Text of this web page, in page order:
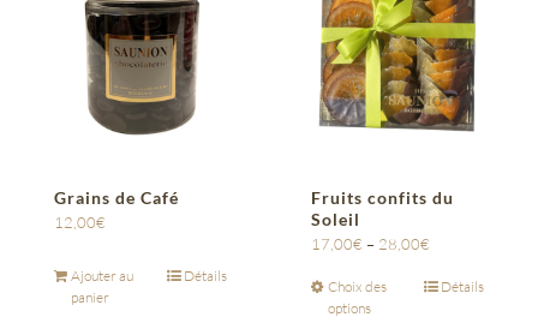
Grains de Café
12,00€
Ajouter au
panier
Détails
Fruits confits du
Soleil
17,00€ – 28,00€
Choix des
options
Détails